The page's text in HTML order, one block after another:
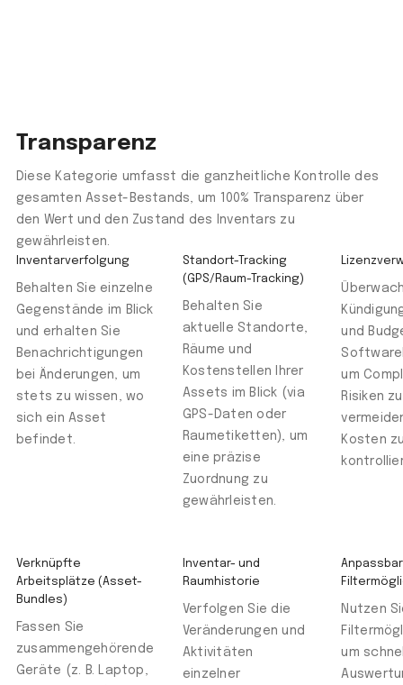
Transparenz
Diese Kategorie umfasst die ganzheitliche Kontrolle des
gesamten Asset-Bestands, um 100% Transparenz über
den Wert und den Zustand des Inventars zu
gewährleisten.
Inventarverfolgung
Behalten Sie einzelne
Gegenstände im Blick
und erhalten Sie
Benachrichtigungen
bei Änderungen, um
stets zu wissen, wo
sich ein Asset
befindet.
Standort-Tracking
(GPS/Raum-Tracking)
Behalten Sie
aktuelle Standorte,
Räume und
Kostenstellen Ihrer
Assets im Blick (via
GPS-Daten oder
Raumetiketten), um
eine präzise
Zuordnung zu
gewährleisten.
und
um
Risiken zu
Kosten
Verknüpfte
Arbeitsplätze (Asset-
Bundles)
Fassen Sie
zusammengehörende
Geräte (z. B. Laptop,
Inventar- und
Raumhistorie
Verfolgen Sie die
Veränderungen und
Aktivitäten
einzelner
Nutzen
um